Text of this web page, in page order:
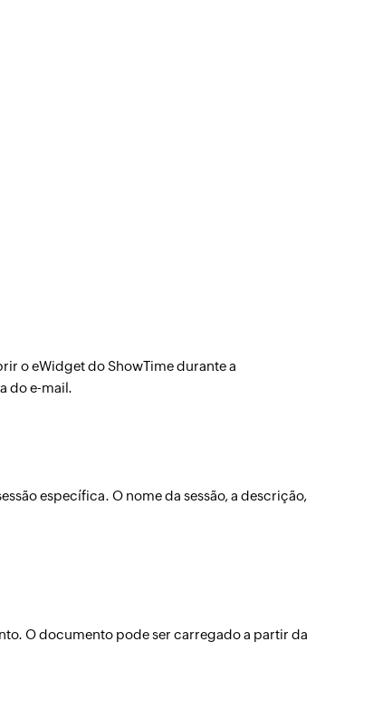
o eWidget do ShowTime durante a
do e-mail.
específica. O nome da sessão, a descrição,
O documento pode ser carregado a partir da